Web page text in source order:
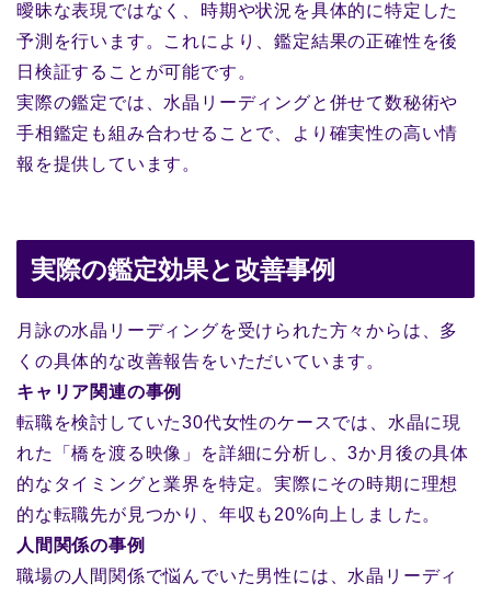
曖昧な表現ではなく、時期や状況を具体的に特定した
予測を行います。これにより、鑑定結果の正確性を後
日検証することが可能です。
実際の鑑定では、水晶リーディングと併せて数秘術や
手相鑑定も組み合わせることで、より確実性の高い情
報を提供しています。
実際の鑑定効果と改善事例
月詠の水晶リーディングを受けられた方々からは、多
くの具体的な改善報告をいただいています。
キャリア関連の事例
転職を検討していた30代女性のケースでは、水晶に現
れた「橋を渡る映像」を詳細に分析し、3か月後の具体
的なタイミングと業界を特定。実際にその時期に理想
的な転職先が見つかり、年収も20%向上しました。
人間関係の事例
職場の人間関係で悩んでいた男性には、水晶リーディ